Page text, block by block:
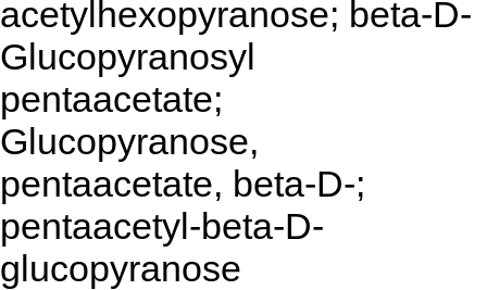
acetylhexopyranose; beta-D-
Glucopyranosyl
pentaacetate;
Glucopyranose,
pentaacetate, beta-D-;
pentaacetyl-beta-D-
glucopyranose